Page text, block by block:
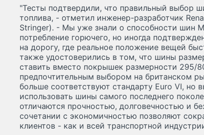
"Тесты подтвердили, что правильный выбор
топлива, - отметил инженер-разработчик
Stringer). - Мы уже знали о способности шин
потребление горючего, но иногда
на дорогу, где реальное положение вещей
также удостоверились в том, что шины
ставить вместо покрышек размерности 295/
предпочтительным выбором на британском
больше соответствуют стандарту Euro VI, но
использовать шины самого последнего
отличаются прочностью, долговечностью и
сочетании с экономичностью позволяют
клиентов - как и всей транспортной